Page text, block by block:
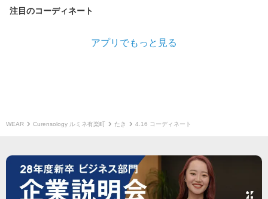
注目のコーディネート
アプリでもっと見る
WEAR Curensology ルミネ有楽町 たき 4.16 コーディネート